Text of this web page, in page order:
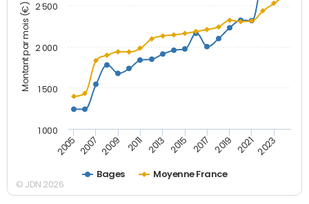
Montant par mois (€)
Bages Moyenne France
2005 2007 2009 2011 2013 2015 2017 2019 2021 2023
1 000
1 500
2 000
2 500
© JDN 2026